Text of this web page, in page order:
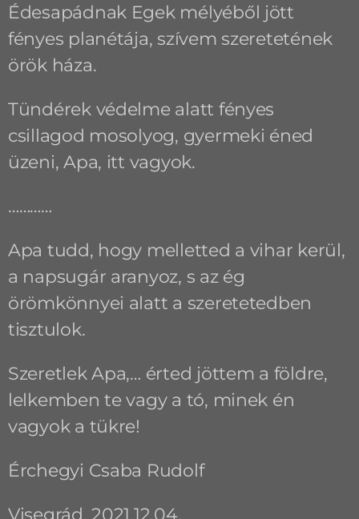
Édesapádnak Egek mélyéből jött
fényes planétája, szívem szeretetének
örök háza.
Tündérek védelme alatt fényes
csillagod mosolyog, gyermeki éned
üzeni, Apa, itt vagyok.
…………
Apa tudd, hogy melletted a vihar kerül,
a napsugár aranyoz, s az ég
örömkönnyei alatt a szeretetedben
tisztulok.
Szeretlek Apa,… érted jöttem a földre,
lelkemben te vagy a tó, minek én
vagyok a tükre!
Érchegyi Csaba Rudolf
Visegrád, 2021.12.04.